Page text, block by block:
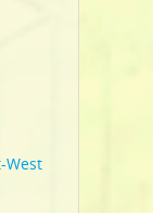
West